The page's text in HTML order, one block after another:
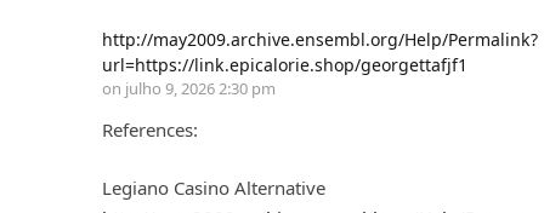
http://may2009.archive.ensembl.org/Help/Permalink?
url=https://link.epicalorie.shop/georgettafjf1
on julho 9, 2026 2:30 pm
References:
Legiano Casino Alternative